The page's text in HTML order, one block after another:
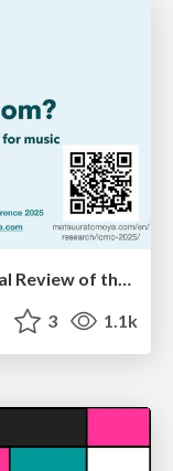
Hiding What from Whom? A Critical Review of the History of Programming languages for Music
3 1.1k